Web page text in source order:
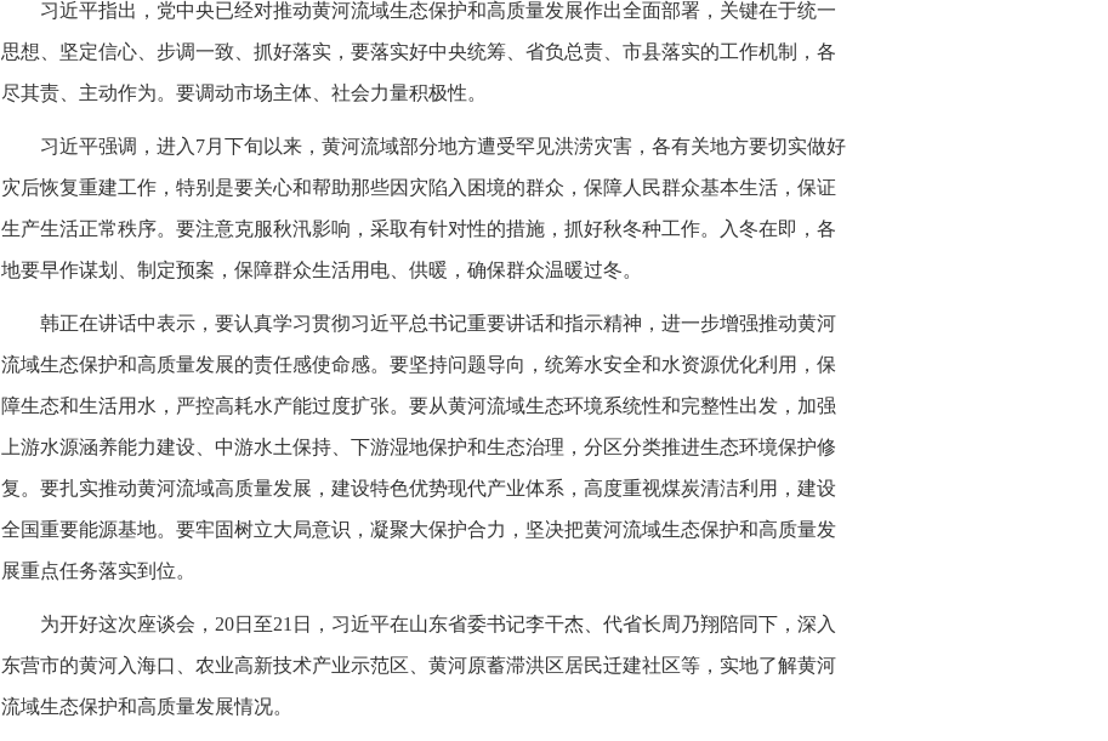
习近平指出，党中央已经对推动黄河流域生态保护和高质量发展作出全面部署，关键在于统一
思想、坚定信心、步调一致、抓好落实，要落实好中央统筹、省负总责、市县落实的工作机制，各
尽其责、主动作为。要调动市场主体、社会力量积极性。
习近平强调，进入7月下旬以来，黄河流域部分地方遭受罕见洪涝灾害，各有关地方要切实做好
灾后恢复重建工作，特别是要关心和帮助那些因灾陷入困境的群众，保障人民群众基本生活，保证
生产生活正常秩序。要注意克服秋汛影响，采取有针对性的措施，抓好秋冬种工作。入冬在即，各
地要早作谋划、制定预案，保障群众生活用电、供暖，确保群众温暖过冬。
韩正在讲话中表示，要认真学习贯彻习近平总书记重要讲话和指示精神，进一步增强推动黄河
流域生态保护和高质量发展的责任感使命感。要坚持问题导向，统筹水安全和水资源优化利用，保
障生态和生活用水，严控高耗水产能过度扩张。要从黄河流域生态环境系统性和完整性出发，加强
上游水源涵养能力建设、中游水土保持、下游湿地保护和生态治理，分区分类推进生态环境保护修
复。要扎实推动黄河流域高质量发展，建设特色优势现代产业体系，高度重视煤炭清洁利用，建设
全国重要能源基地。要牢固树立大局意识，凝聚大保护合力，坚决把黄河流域生态保护和高质量发
展重点任务落实到位。
为开好这次座谈会，20日至21日，习近平在山东省委书记李干杰、代省长周乃翔陪同下，深入
东营市的黄河入海口、农业高新技术产业示范区、黄河原蓄滞洪区居民迁建社区等，实地了解黄河
流域生态保护和高质量发展情况。